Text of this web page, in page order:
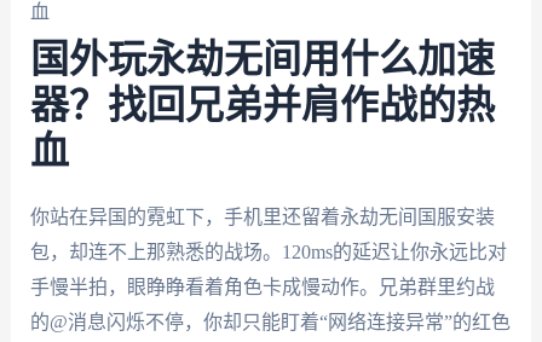
血
国外玩永劫无间用什么加速
器？找回兄弟并肩作战的热
血
你站在异国的霓虹下，手机里还留着永劫无间国服安装
包，却连不上那熟悉的战场。120ms的延迟让你永远比对
手慢半拍，眼睁睁看着角色卡成慢动作。兄弟群里约战
的@消息闪烁不停，你却只能盯着“网络连接异常”的红色